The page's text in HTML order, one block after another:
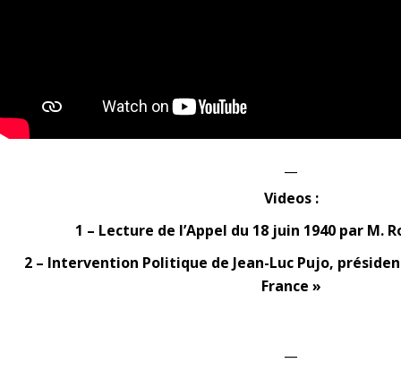
Videos :
1 – Lecture de l’Appel du 18 juin 1940 par M.
2 – Intervention Politique de Jean-Luc Pujo,
France »